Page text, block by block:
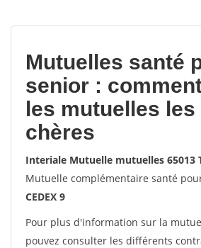
Mutuelles santé
senior :
les mutuelles
chères
Interiale Mutuelle mutuelles 65013
Mutuelle complémentaire santé
CEDEX 9
Pour plus d'information sur la
pouvez consulter les différents